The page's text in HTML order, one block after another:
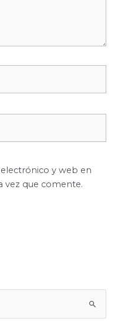
y web en
vez que comente.